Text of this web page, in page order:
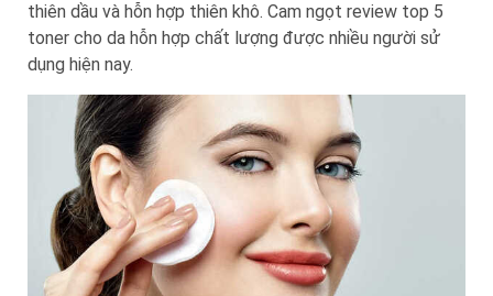
thiên dầu và hỗn hợp thiên khô. Cam ngọt review top 5
toner cho da hỗn hợp chất lượng được nhiều người sử
dụng hiện nay.